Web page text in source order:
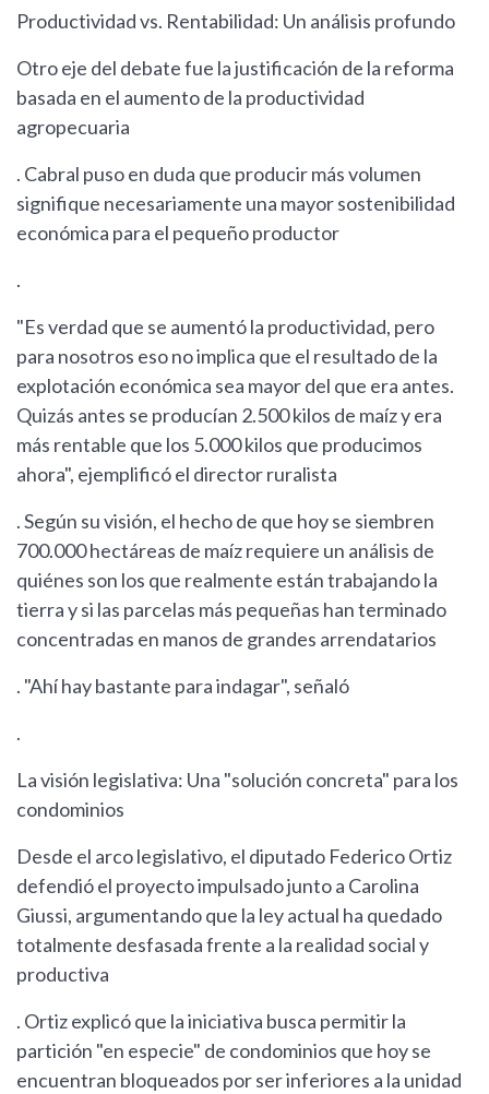
Productividad vs. Rentabilidad: Un análisis profundo
Otro eje del debate fue la justificación de la reforma
basada en el aumento de la productividad
agropecuaria
. Cabral puso en duda que producir más volumen
signifique necesariamente una mayor sostenibilidad
económica para el pequeño productor
.
"Es verdad que se aumentó la productividad, pero
para nosotros eso no implica que el resultado de la
explotación económica sea mayor del que era antes.
Quizás antes se producían 2.500 kilos de maíz y era
más rentable que los 5.000 kilos que producimos
ahora", ejemplificó el director ruralista
. Según su visión, el hecho de que hoy se siembren
700.000 hectáreas de maíz requiere un análisis de
quiénes son los que realmente están trabajando la
tierra y si las parcelas más pequeñas han terminado
concentradas en manos de grandes arrendatarios
. "Ahí hay bastante para indagar", señaló
.
La visión legislativa: Una "solución concreta" para los
condominios
Desde el arco legislativo, el diputado Federico Ortiz
defendió el proyecto impulsado junto a Carolina
Giussi, argumentando que la ley actual ha quedado
totalmente desfasada frente a la realidad social y
productiva
. Ortiz explicó que la iniciativa busca permitir la
partición "en especie" de condominios que hoy se
encuentran bloqueados por ser inferiores a la unidad